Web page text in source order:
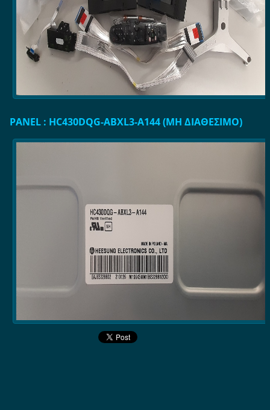
PANEL : HC430DQG-ABXL3-A144 (ΜΗ ΔΙΑΘΕΣΙΜΟ)